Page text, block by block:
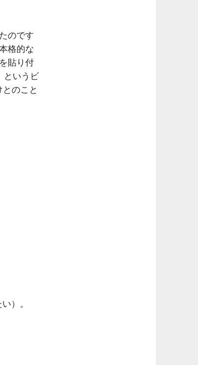
のです
格的な
貼り付
というビ
のこと
）。